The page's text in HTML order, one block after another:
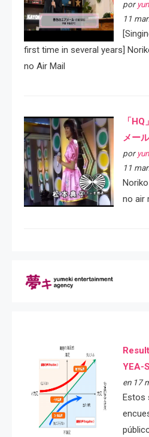
por
11
first time in several years]
no Air Mail
「
メー
por
11
no air
YEA-
en 17
Estos